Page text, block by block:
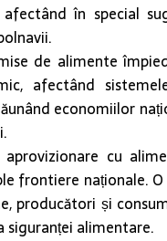
în special
de alimente
afectând
economiilor
aprovizionare cu
frontiere naționale. O
producători și
siguranței alimentare.